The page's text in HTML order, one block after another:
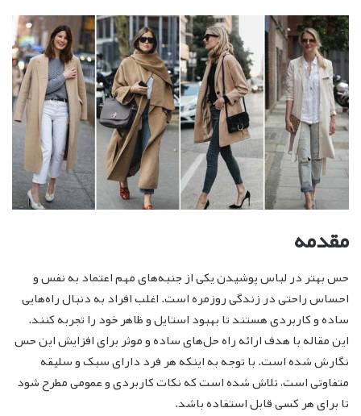
مقدمه
حس بهتر در لباس پوشیدن یکی از جنبه‌های مهم اعتماد به نفس و
احساس راحتی در زندگی روزمره است. اغلب افراد به دنبال راه‌هایی
ساده و کاربردی هستند تا بهبود استایل و ظاهر خود را تجربه کنند.
این مقاله با هدف ارائه راه حل‌های ساده و موثر برای افزایش این حس
نگارش شده است. با توجه به اینکه هر فرد دارای سبک و سلیقه
متفاوتی است، تلاش شده است که نکات کاربردی و عمومی مطرح شود
تا برای هر کسی قابل استفاده باشد.